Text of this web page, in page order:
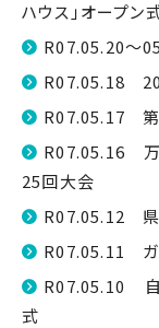
ハウス」オープン
R07.05.20～
R07.05.18
R07.05.17 第
R07.05.16 万
25回大会
R07.05.12 県
R07.05.11 ガ
R07.05.10 自
式